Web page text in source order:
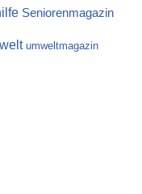
Seniorenmagazin
umweltmagazin